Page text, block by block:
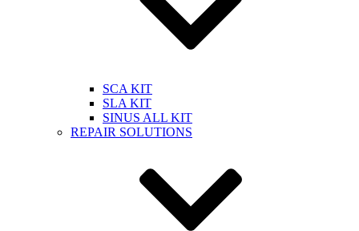
SCA KIT
SLA KIT
SINUS ALL KIT
REPAIR SOLUTIONS